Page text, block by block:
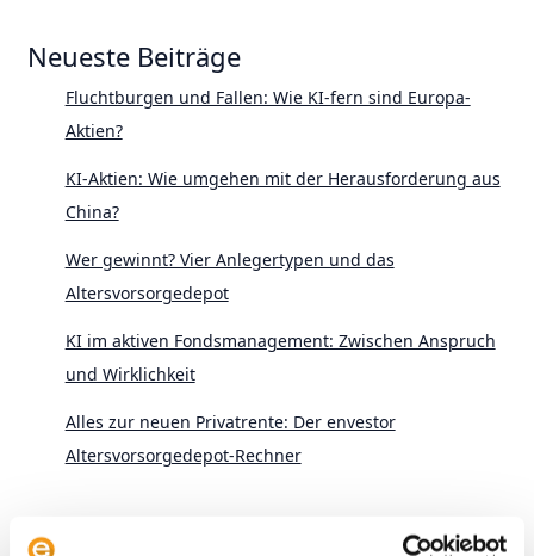
Neueste Beiträge
Fluchtburgen und Fallen: Wie KI-fern sind Europa-
Aktien?
KI-Aktien: Wie umgehen mit der Herausforderung aus
China?
Wer gewinnt? Vier Anlegertypen und das
Altersvorsorgedepot
KI im aktiven Fondsmanagement: Zwischen Anspruch
und Wirklichkeit
Alles zur neuen Privatrente: Der envestor
Altersvorsorgedepot-Rechner